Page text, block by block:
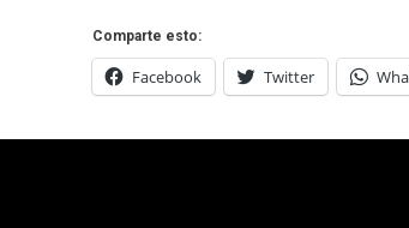
Comparte esto:
Facebook Twitter